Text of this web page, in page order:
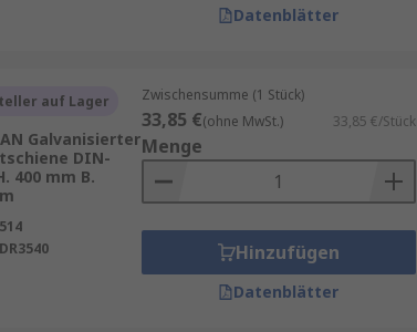
Datenblätter
auf Lager
Galvanisierter
DIN-
400 mm B.
Zwischensumme (1 Stück)
33,85 €(ohne MwSt.) 33,85 €/Stück
Menge
Hinzufügen
Datenblätter